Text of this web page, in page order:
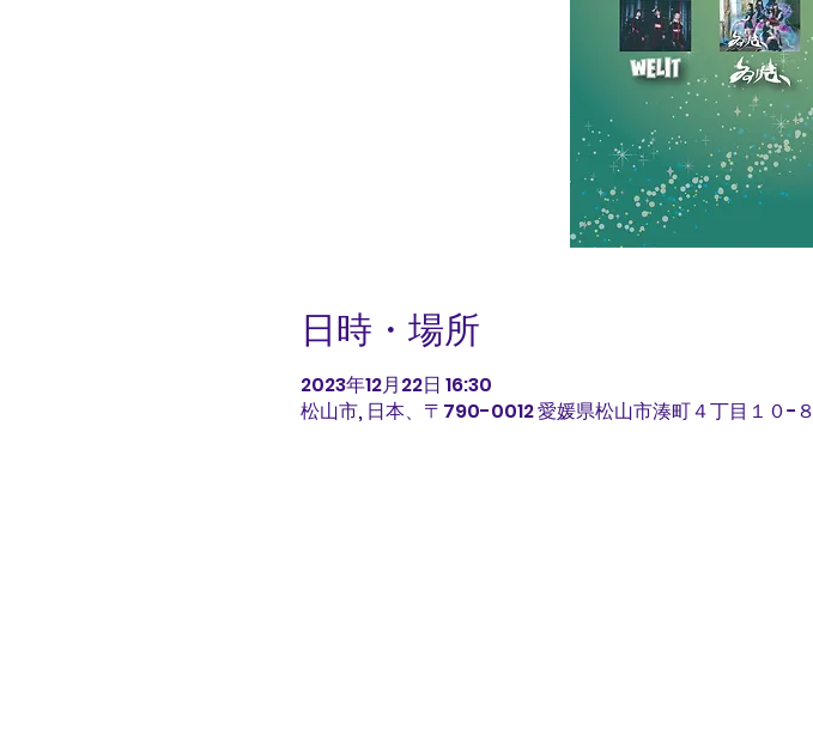
日時・場所
2023年12月22日 16:30
松山市, 日本、〒790-0012 愛媛県松山市湊町４丁目１０−８